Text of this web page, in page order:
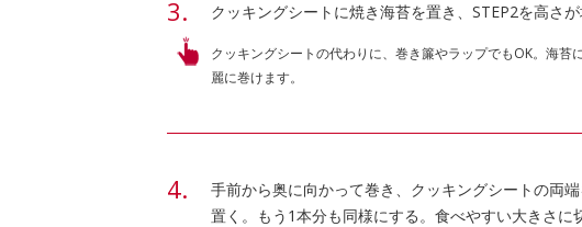
クッキングシートに焼き海苔を置き、STEP2を高さ
クッキングシートの代わりに、巻き簾やラップでもOK。海
麗に巻けます。
手前から奥に向かって巻き、クッキングシートの両
置く。もう1本分も同様にする。食べやすい大きさに